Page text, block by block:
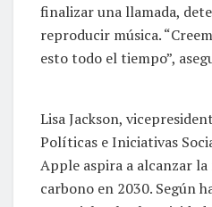
finalizar una llamada,
reproducir música.
esto todo el tiempo”,
Lisa Jackson,
Políticas e Iniciativas
Apple aspira a alcanzar
carbono en 2030. Según